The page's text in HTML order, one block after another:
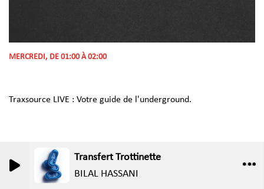
Transfert Trottinette
BILAL HASSANI
0
MERCREDI, DE 01:00 À 02:00
Traxsource LIVE : Votre guide de l'underground.